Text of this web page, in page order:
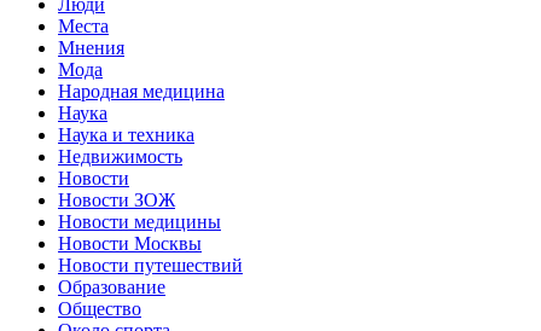
Места
Мнения
Мода
Народная медицина
Наука
Наука и техника
Недвижимость
Новости
Новости ЗОЖ
Новости медицины
Новости Москвы
Новости путешествий
Образование
Общество